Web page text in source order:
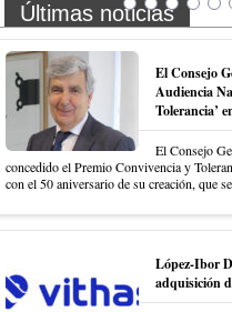
Últimas noticias
El Consejo
Audiencia
Tolerancia’
El Consejo
concedido el Premio Convivencia y
con el 50 aniversario de su creación, que
López-Ibor
adquisición